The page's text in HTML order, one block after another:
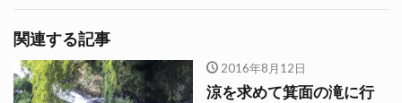
関連する記事
2016年8月12日
涼を求めて箕面の滝に行